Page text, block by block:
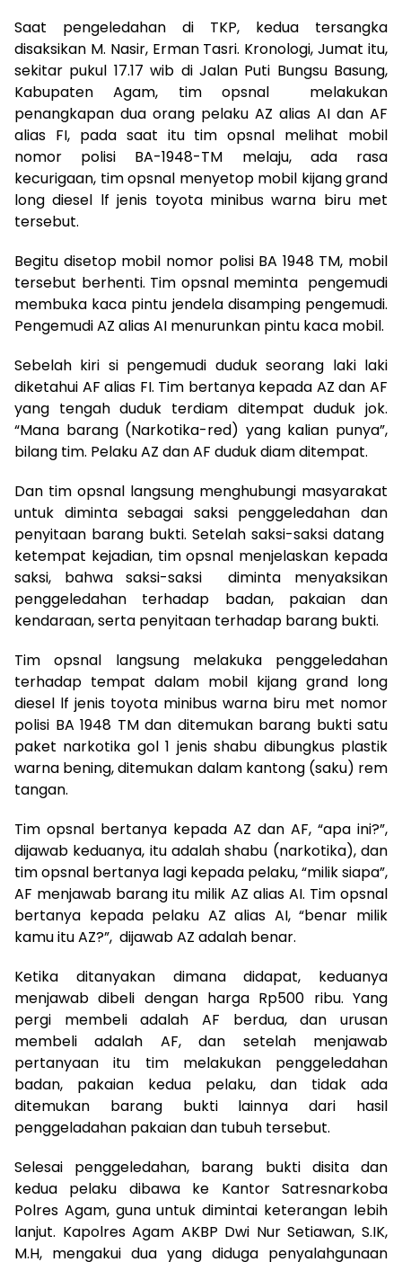
Saat pengeledahan di TKP, kedua tersangka
disaksikan M. Nasir, Erman Tasri. Kronologi, Jumat itu,
sekitar pukul 17.17 wib di Jalan Puti Bungsu Basung,
Kabupaten Agam, tim opsnal melakukan
penangkapan dua orang pelaku AZ alias AI dan AF
alias FI, pada saat itu tim opsnal melihat mobil
nomor polisi BA-1948-TM melaju, ada rasa
kecurigaan, tim opsnal menyetop mobil kijang grand
long diesel lf jenis toyota minibus warna biru met
tersebut.
Begitu disetop mobil nomor polisi BA 1948 TM, mobil
tersebut berhenti. Tim opsnal meminta pengemudi
membuka kaca pintu jendela disamping pengemudi.
Pengemudi AZ alias AI menurunkan pintu kaca mobil.
Sebelah kiri si pengemudi duduk seorang laki laki
diketahui AF alias FI. Tim bertanya kepada AZ dan AF
yang tengah duduk terdiam ditempat duduk jok.
“Mana barang (Narkotika-red) yang kalian punya”,
bilang tim. Pelaku AZ dan AF duduk diam ditempat.
Dan tim opsnal langsung menghubungi masyarakat
untuk diminta sebagai saksi penggeledahan dan
penyitaan barang bukti. Setelah saksi-saksi datang
ketempat kejadian, tim opsnal menjelaskan kepada
saksi, bahwa saksi-saksi diminta menyaksikan
penggeledahan terhadap badan, pakaian dan
kendaraan, serta penyitaan terhadap barang bukti.
Tim opsnal langsung melakuka penggeledahan
terhadap tempat dalam mobil kijang grand long
diesel lf jenis toyota minibus warna biru met nomor
polisi BA 1948 TM dan ditemukan barang bukti satu
paket narkotika gol 1 jenis shabu dibungkus plastik
warna bening, ditemukan dalam kantong (saku) rem
tangan.
Tim opsnal bertanya kepada AZ dan AF, “apa ini?”,
dijawab keduanya, itu adalah shabu (narkotika), dan
tim opsnal bertanya lagi kepada pelaku, “milik siapa”,
AF menjawab barang itu milik AZ alias AI. Tim opsnal
bertanya kepada pelaku AZ alias AI, “benar milik
kamu itu AZ?”, dijawab AZ adalah benar.
Ketika ditanyakan dimana didapat, keduanya
menjawab dibeli dengan harga Rp500 ribu. Yang
pergi membeli adalah AF berdua, dan urusan
membeli adalah AF, dan setelah menjawab
pertanyaan itu tim melakukan penggeledahan
badan, pakaian kedua pelaku, dan tidak ada
ditemukan barang bukti lainnya dari hasil
penggeladahan pakaian dan tubuh tersebut.
Selesai penggeledahan, barang bukti disita dan
kedua pelaku dibawa ke Kantor Satresnarkoba
Polres Agam, guna untuk dimintai keterangan lebih
lanjut. Kapolres Agam AKBP Dwi Nur Setiawan, S.IK,
M.H, mengakui dua yang diduga penyalahgunaan